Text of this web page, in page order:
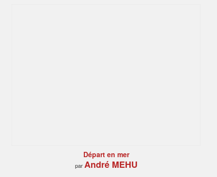
Départ en mer
parAndré MEHU